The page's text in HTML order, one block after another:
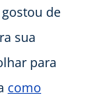
gostou de
sua
para
como